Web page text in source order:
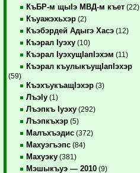
КъБР-м щыIэ МВД-м къет (22)
Къуажэхьхэр (2)
Къэбэрдей Адыгэ Хасэ (12)
Къэрал Iуэху (10)
Къэрал IуэхущIапIэхэм (11)
Къэрал къулыкъущIапIэхэр
(59)
КъэхъукъащIэхэр (3)
ЛъэIу (1)
Лъэпкъ Iуэху (292)
Лъэпкъхэр (5)
Малъхъэдис (372)
Махуэгъэпс (84)
Махуэку (381)
Мэшыкъуэ — 2010 (9)